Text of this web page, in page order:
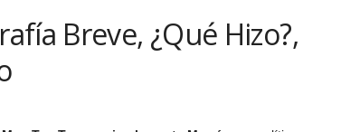
Breve, ¿Qué Hizo?,